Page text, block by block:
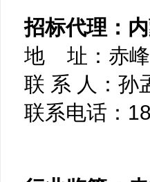
招标代理：
地 址：赤峰
联 系 人：孙
联系电话：